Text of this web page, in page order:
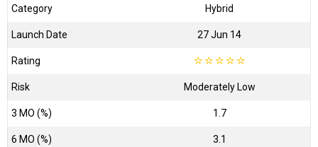
Category Hybrid
Launch Date 27 Jun 14
Rating ☆☆☆☆☆
Risk Moderately Low
3 MO (%) 1.7
6 MO (%) 3.1